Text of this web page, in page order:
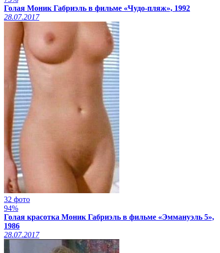
Голая Моник Габриэль в фильме «Чудо-пляж», 1992
28.07.2017
32 фото
94%
Голая красотка Моник Габриэль в фильме «Эммануэль 5»,
1986
28.07.2017